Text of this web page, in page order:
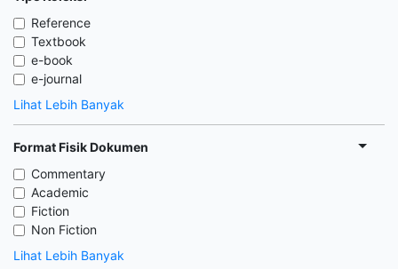
Reference
Textbook
e-book
e-journal
Lihat Lebih Banyak
Format Fisik Dokumen
Commentary
Academic
Fiction
Non Fiction
Lihat Lebih Banyak